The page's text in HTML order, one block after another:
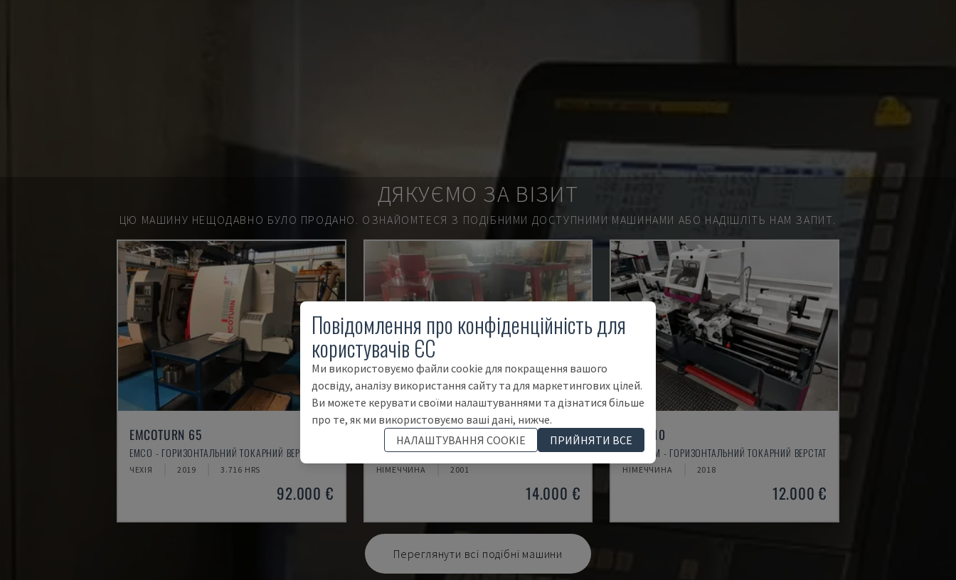
ДЯКУЄМО ЗА ВІЗИТ
ЦЮ МАШИНУ НЕЩОДАВНО БУЛО ПРОДАНО. ОЗНАЙОМТЕСЯ З ПОДІБНИМИ ДОСТУПНИМИ МАШИНАМИ АБО НАДІШЛІТЬ НАМ ЗАПИТ.
EMCOTURN 65
EMCO - ГОРИЗОНТАЛЬНИЙ ТОКАРНИЙ ВЕРСТАТ
ЧЕХІЯ 2019 3.716 HRS
92.000 €
EMCOMAT 200X1000
EMCO - ГОРИЗОНТАЛЬНИЙ ТОКАРНИЙ ВЕРСТАТ
НІМЕЧЧИНА 2001
14.000 €
TH 4610
OPTIMUM - ГОРИЗОНТАЛЬНИЙ ТОКАРНИЙ ВЕРСТАТ
НІМЕЧЧИНА 2018
12.000 €
Переглянути всі подібні машини
Повідомлення про конфіденційність для
користувачів ЄС
Ми використовуємо файли cookie для покращення вашого
досвіду, аналізу використання сайту та для маркетингових цілей.
Ви можете керувати своїми налаштуваннями та дізнатися більше
про те, як ми використовуємо ваші дані, нижче.
НАЛАШТУВАННЯ COOKIE
ПРИЙНЯТИ ВСЕ